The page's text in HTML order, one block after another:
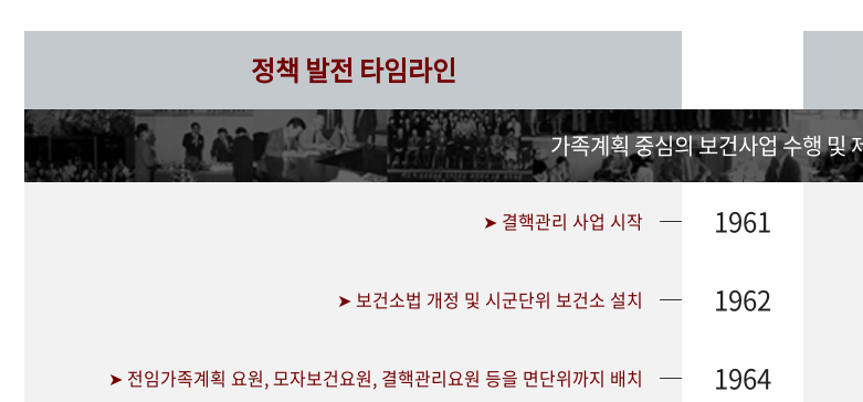
정책 발전 타임라인
가족계획 중심의 보건사업 수행 및
➤ 결핵관리 사업 시작 1961
➤ 보건소법 개정 및 시군단위 보건소 설치 1962
➤ 전임가족계획 요원, 모자보건요원, 결핵관리요원 등을 면단위까지 배치 1964